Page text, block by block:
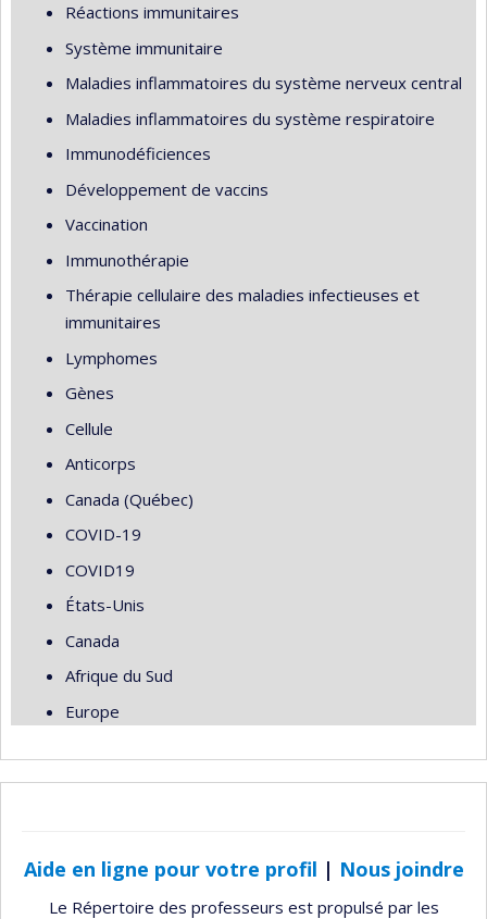
Réactions immunitaires
Système immunitaire
Maladies inflammatoires du système nerveux central
Maladies inflammatoires du système respiratoire
Immunodéficiences
Développement de vaccins
Vaccination
Immunothérapie
Thérapie cellulaire des maladies infectieuses et
immunitaires
Lymphomes
Gènes
Cellule
Anticorps
Canada (Québec)
COVID-19
COVID19
États-Unis
Canada
Afrique du Sud
Europe
Aide en ligne pour votre profil | Nous joindre
Le Répertoire des professeurs est propulsé par les